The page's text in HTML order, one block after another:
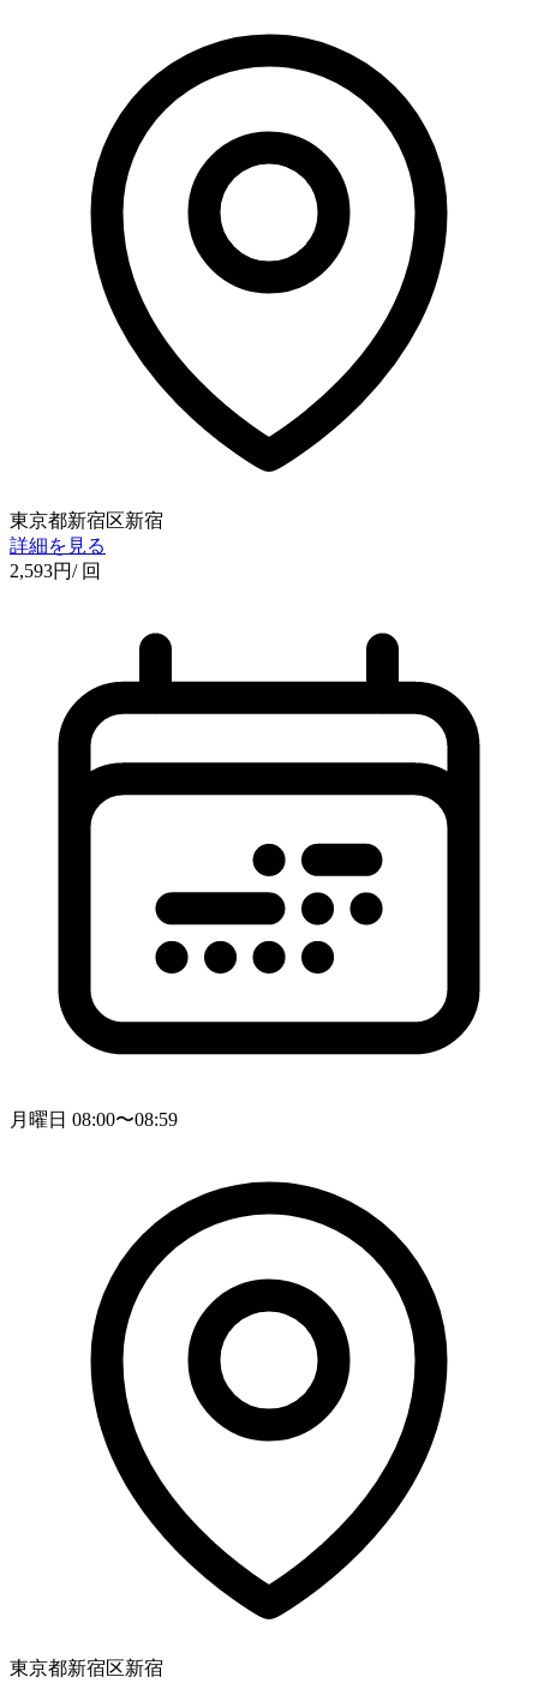
東京都新宿区新宿
詳細を見る
2,593円/ 回
月曜日 08:00〜08:59
東京都新宿区新宿